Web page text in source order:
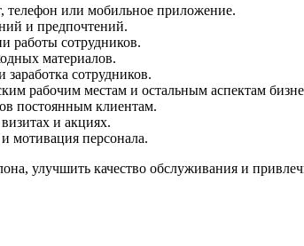
телефон или мобильное приложение.
и предпочтений.
работы сотрудников.
материалов.
сотрудников.
рабочим местам и остальным аспектам
постоянным клиентам.
и акциях.
мотивация персонала.
улучшить качество обслуживания и